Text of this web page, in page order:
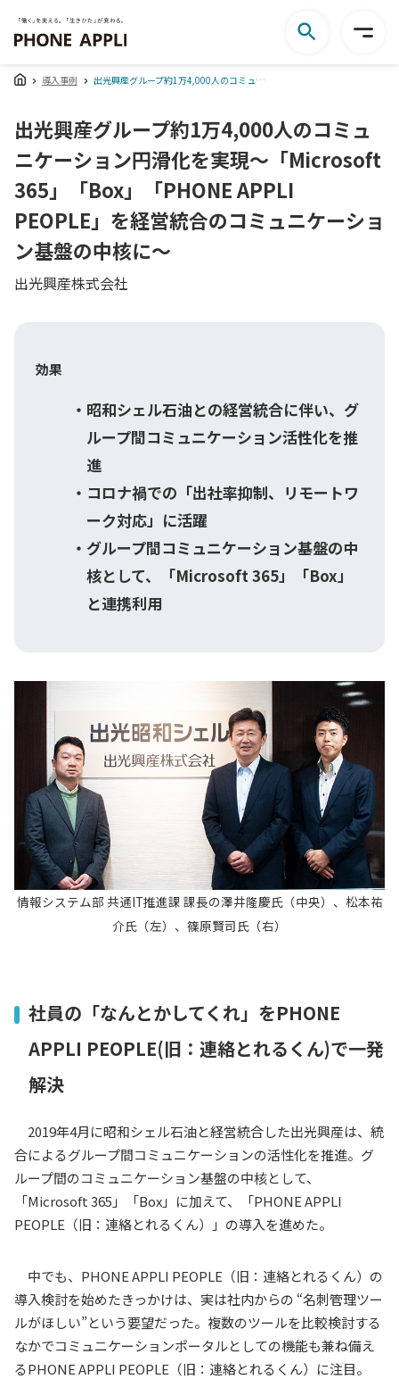
導入事例 出光興産グループ約1万4,000人のコミュニケーション円滑化を実現～「Microsoft 365」「Box」「PHONE APPLI PEOPLE」を経営統合のコミュニケーション基盤の中核に～
出光興産グループ約1万4,000人のコミュ
ニケーション円滑化を実現～「Microsoft
365」「Box」「PHONE APPLI
PEOPLE」を経営統合のコミュニケーショ
ン基盤の中核に～
出光興産株式会社
効果
昭和シェル石油との経営統合に伴い、グ
ループ間コミュニケーション活性化を推
進
コロナ禍での「出社率抑制、リモートワ
ーク対応」に活躍
グループ間コミュニケーション基盤の中
核として、「Microsoft 365」「Box」
と連携利用
情報システム部 共通IT推進課 課長の澤井隆慶氏（中央）、松本祐
介氏（左）、篠原賢司氏（右）
社員の「なんとかしてくれ」をPHONE
APPLI PEOPLE(旧：連絡とれるくん)で一発
解決
2019年4月に昭和シェル石油と経営統合した出光興産は、統
合によるグループ間コミュニケーションの活性化を推進。グ
ループ間のコミュニケーション基盤の中核として、
「Microsoft 365 」「Box」に加えて、「PHONE APPLI
PEOPLE （旧：連絡とれるくん）」の導入を進めた。
中でも、 PHONE APPLI PEOPLE （旧：連絡とれるくん）の
導入検討を始めたきっかけは、実は社内からの “名刺管理ツー
ルがほしい”という要望だった。複数のツールを比較検討する
なかでコミュニケーションポータルとしての機能も兼ね備え
るPHONE APPLI PEOPLE （旧：連絡とれるくん）に注目。